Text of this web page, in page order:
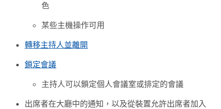
色
某些主機操作可用
轉移主持人並離開
鎖定會議
主持人可以鎖定個人會議室或排定的會議
出席者在大廳中的通知，以及從裝置允許出席者加入